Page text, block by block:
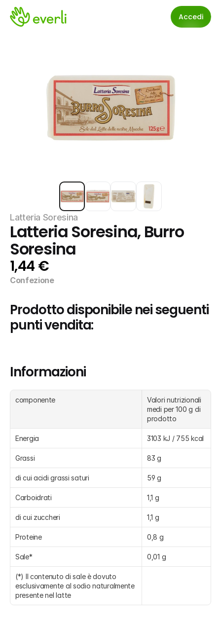
Accedi
Latteria Soresina
Latteria Soresina, Burro
Soresina
1,44 €
Confezione
Prodotto disponibile nei seguenti
punti vendita:
Informazioni
componente
Valori nutrizionali
medi per 100 g di
prodotto
Energia 3103 kJ / 755 kcal
Grassi 83 g
di cui acidi grassi saturi 59 g
Carboidrati 1,1 g
di cui zuccheri 1,1 g
Proteine 0,8 g
Sale* 0,01 g
(*) Il contenuto di sale è dovuto
esclusivamente al sodio naturalmente
presente nel latte